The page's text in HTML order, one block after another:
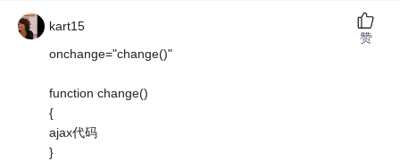
kart15
onchange="change()"
function change()
{
ajax代码
}
赞